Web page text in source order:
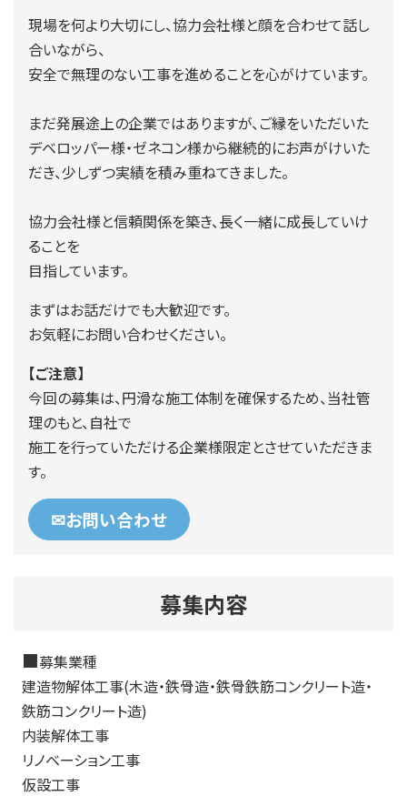
現場を何より大切にし、協力会社様と顔を合わせて話し
合いながら、
安全で無理のない工事を進めることを心がけています。
まだ発展途上の企業ではありますが、ご縁をいただいた
デベロッパー様・ゼネコン様から継続的にお声がけいた
だき、少しずつ実績を積み重ねてきました。
協力会社様と信頼関係を築き、長く一緒に成長していけ
ることを
目指しています。
まずはお話だけでも大歓迎です。
お気軽にお問い合わせください。
【ご注意】
今回の募集は、円滑な施工体制を確保するため、当社管
理のもと、自社で
施工を行っていただける企業様限定とさせていただきま
す。
✉お問い合わせ
募集内容
■募集業種
建造物解体工事(木造・鉄骨造・鉄骨鉄筋コンクリート造・
鉄筋コンクリート造)
内装解体工事
リノベーション工事
仮設工事